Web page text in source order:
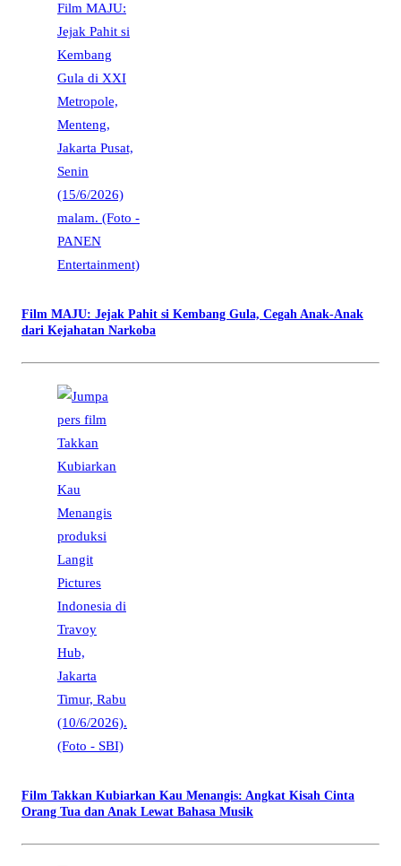
Film MAJU: Jejak Pahit si Kembang Gula, Cegah Anak-Anak
dari Kejahatan Narkoba
Film Takkan Kubiarkan Kau Menangis: Angkat Kisah Cinta
Orang Tua dan Anak Lewat Bahasa Musik